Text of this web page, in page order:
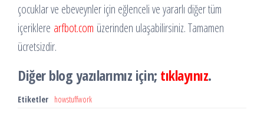
çocuklar ve ebeveynler için eğlenceli ve yararlı diğer tüm
içeriklere arfbot.com üzerinden ulaşabilirsiniz. Tamamen
ücretsizdir.
Diğer blog yazılarımız için; tıklayınız.
Etiketler howstuffwork